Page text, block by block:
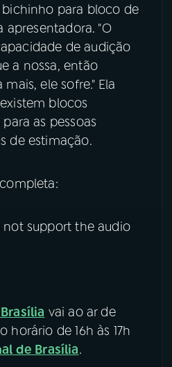
X
para bloco de
apresentadora. "O
de audição
a nossa, então
ele sofre." Ela
blocos
as pessoas
de estimação.
not support the audio
vai ao ar de
horário de 16h às 17h
de Brasília.